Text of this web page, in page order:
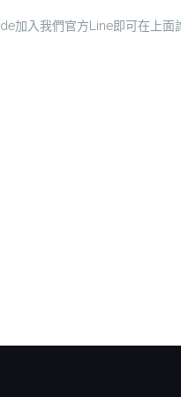
加入我們官方Line即可在上面